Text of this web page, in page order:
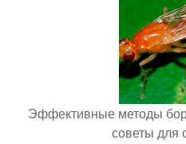
Эффективные методы
советы для